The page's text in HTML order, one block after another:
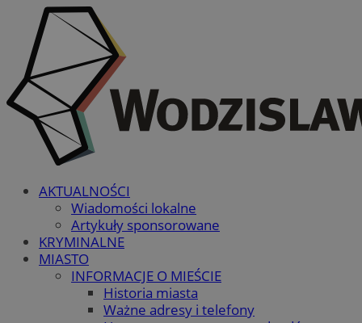
AKTUALNOŚCI
Wiadomości lokalne
Artykuły sponsorowane
KRYMINALNE
MIASTO
INFORMACJE O MIEŚCIE
Historia miasta
Ważne adresy i telefony